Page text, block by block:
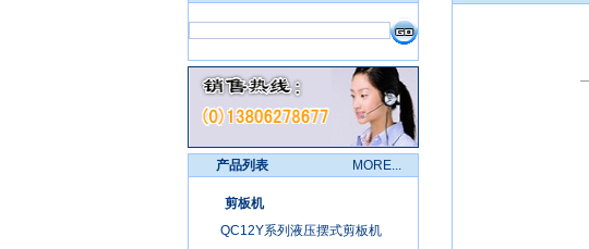
产品列表 MORE...
剪板机
QC12Y系列液压摆式剪板机